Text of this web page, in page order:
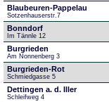
Blaubeuren-Pappelau
Sotzenhauserstr.7
Bonndorf
Im Tännle 12
Burgrieden
Am Nonnenberg 3
Burgrieden-Rot
Schmiedgasse 5
Dettingen a. d. Iller
Schleifweg 4